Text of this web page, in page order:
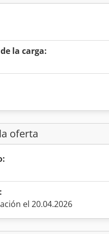
la carga:
oferta
el 20.04.2026